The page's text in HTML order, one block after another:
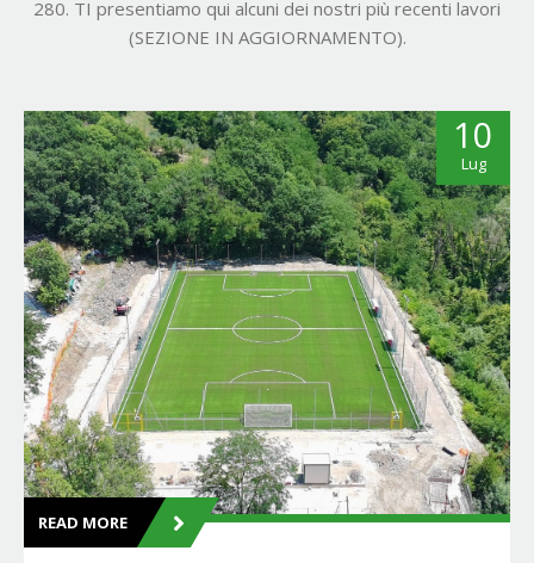
280. TI presentiamo qui alcuni dei nostri più recenti lavori
(SEZIONE IN AGGIORNAMENTO).
10
Lug
READ MORE